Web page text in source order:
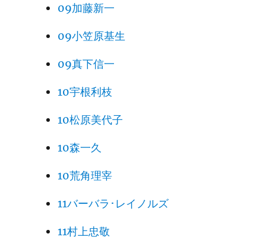
09加藤新一
09小笠原基生
09真下信一
10宇根利枝
10松原美代子
10森一久
10荒角理宰
11バーバラ･レイノルズ
11村上忠敬